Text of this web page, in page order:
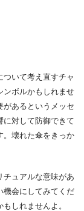
ついて考え直すチャ
ンボルかもしれませ
があるというメッセ
に対して防御できて
。壊れた傘をきっか
チュアルな意味があ
機会にしてみてくだ
しれませんよ。